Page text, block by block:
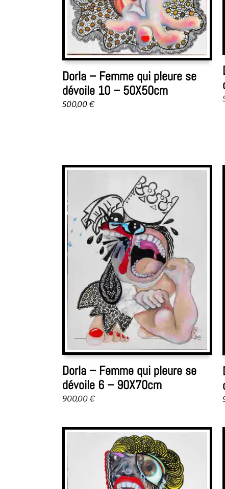
Dorla – Femme qui pleure se
dévoile 10 – 50X50cm
500,00 €
Dorla – Femme qui pleure se
dévoile 6 – 90X70cm
900,00 €